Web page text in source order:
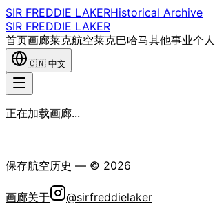
SIR FREDDIE LAKERHistorical Archive
SIR FREDDIE LAKER
首页画廊莱克航空莱克巴哈马其他事业个
🇨🇳 中文
正在加载画廊...
保存航空历史 — © 2026
画廊关于 @sirfreddielaker